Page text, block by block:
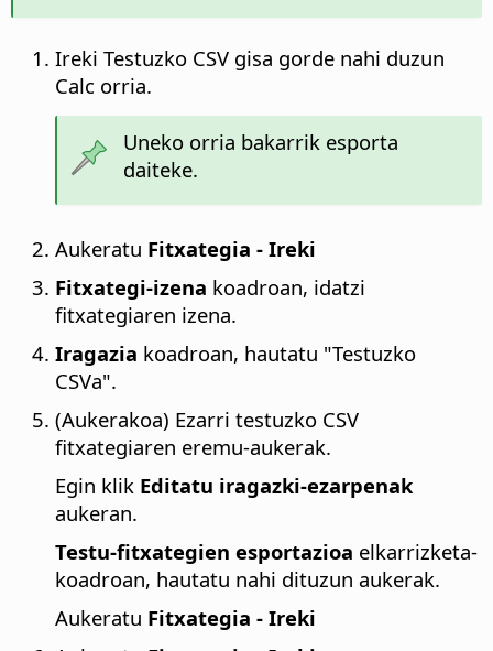
Ireki Testuzko CSV gisa gorde nahi duzun
Calc orria.
Uneko orria bakarrik esporta
daiteke.
Aukeratu Fitxategia - Ireki
Fitxategi-izena koadroan, idatzi
fitxategiaren izena.
Iragazia koadroan, hautatu "Testuzko
CSVa".
(Aukerakoa) Ezarri testuzko CSV
fitxategiaren eremu-aukerak.
Egin klik Editatu iragazki-ezarpenak
aukeran.
Testu-fitxategien esportazioa elkarrizketa-
koadroan, hautatu nahi dituzun aukerak.
Aukeratu Fitxategia - Ireki